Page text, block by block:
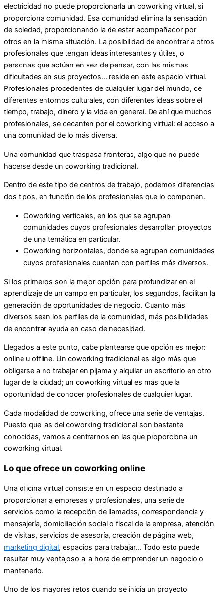
electricidad no puede proporcionarla un coworking virtual, si
proporciona comunidad. Esa comunidad elimina la sensación
de soledad, proporcionando la de estar acompañador por
otros en la misma situación. La posibilidad de encontrar a otros
profesionales que tengan ideas interesantes y útiles, o
personas que actúan en vez de pensar, con las mismas
dificultades en sus proyectos… reside en este espacio virtual.
Profesionales procedentes de cualquier lugar del mundo, de
diferentes entornos culturales, con diferentes ideas sobre el
tiempo, trabajo, dinero y la vida en general. De ahí que muchos
profesionales, se decanten por el coworking virtual: el acceso a
una comunidad de lo más diversa.
Una comunidad que traspasa fronteras, algo que no puede
hacerse desde un coworking tradicional.
Dentro de este tipo de centros de trabajo, podemos diferencias
dos tipos, en función de los profesionales que lo componen.
Coworking verticales, en los que se agrupan
comunidades cuyos profesionales desarrollan proyectos
de una temática en particular.
Coworking horizontales, donde se agrupan comunidades
cuyos profesionales cuentan con perfiles más diversos.
Si los primeros son la mejor opción para profundizar en el
aprendizaje de un campo en particular, los segundos, facilitan la
generación de oportunidades de negocio. Cuanto más
diversos sean los perfiles de la comunidad, más posibilidades
de encontrar ayuda en caso de necesidad.
Llegados a este punto, cabe plantearse que opción es mejor:
online u offline. Un coworking tradicional es algo más que
obligarse a no trabajar en pijama y alquilar un escritorio en otro
lugar de la ciudad; un coworking virtual es más que la
oportunidad de conocer profesionales de cualquier lugar.
Cada modalidad de coworking, ofrece una serie de ventajas.
Puesto que las del coworking tradicional son bastante
conocidas, vamos a centrarnos en las que proporciona un
coworking virtual.
Lo que ofrece un coworking online
Una oficina virtual consiste en un espacio destinado a
proporcionar a empresas y profesionales, una serie de
servicios como la recepción de llamadas, correspondencia y
mensajería, domiciliación social o fiscal de la empresa, atención
de visitas, servicios de asesoría, creación de página web,
marketing digital, espacios para trabajar… Todo esto puede
resultar muy ventajoso a la hora de emprender un negocio o
mantenerlo.
Uno de los mayores retos cuando se inicia un proyecto